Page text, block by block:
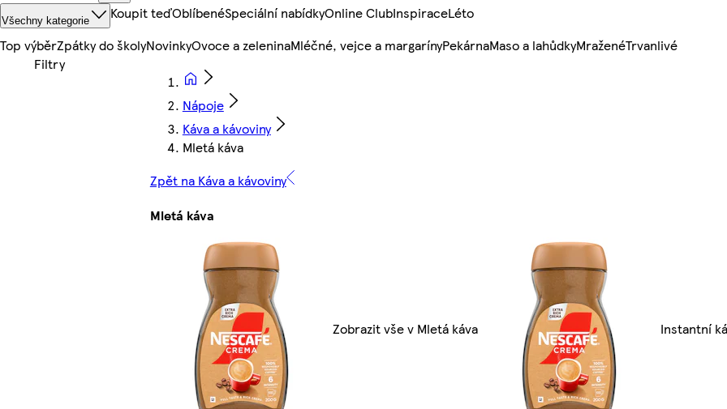
Všechny kategorie Koupit teďOblíbenéSpeciální nabídkyOnline ClubInspiraceLéto
Top výběrZpátky do školyNovinkyOvoce a zeleninaMléčné, vejce a margarínyPekárnaMaso a lahůdkyMraženéTrvanlivé
Nápoje
Káva a kávoviny
Mletá káva
Zpět na Káva a kávoviny
Mletá káva
Zobrazit vše v Mletá káva Instantní